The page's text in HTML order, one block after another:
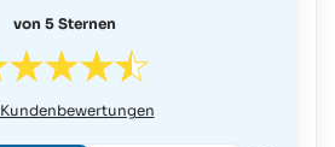
von 5 Sternen
Kundenbewertungen